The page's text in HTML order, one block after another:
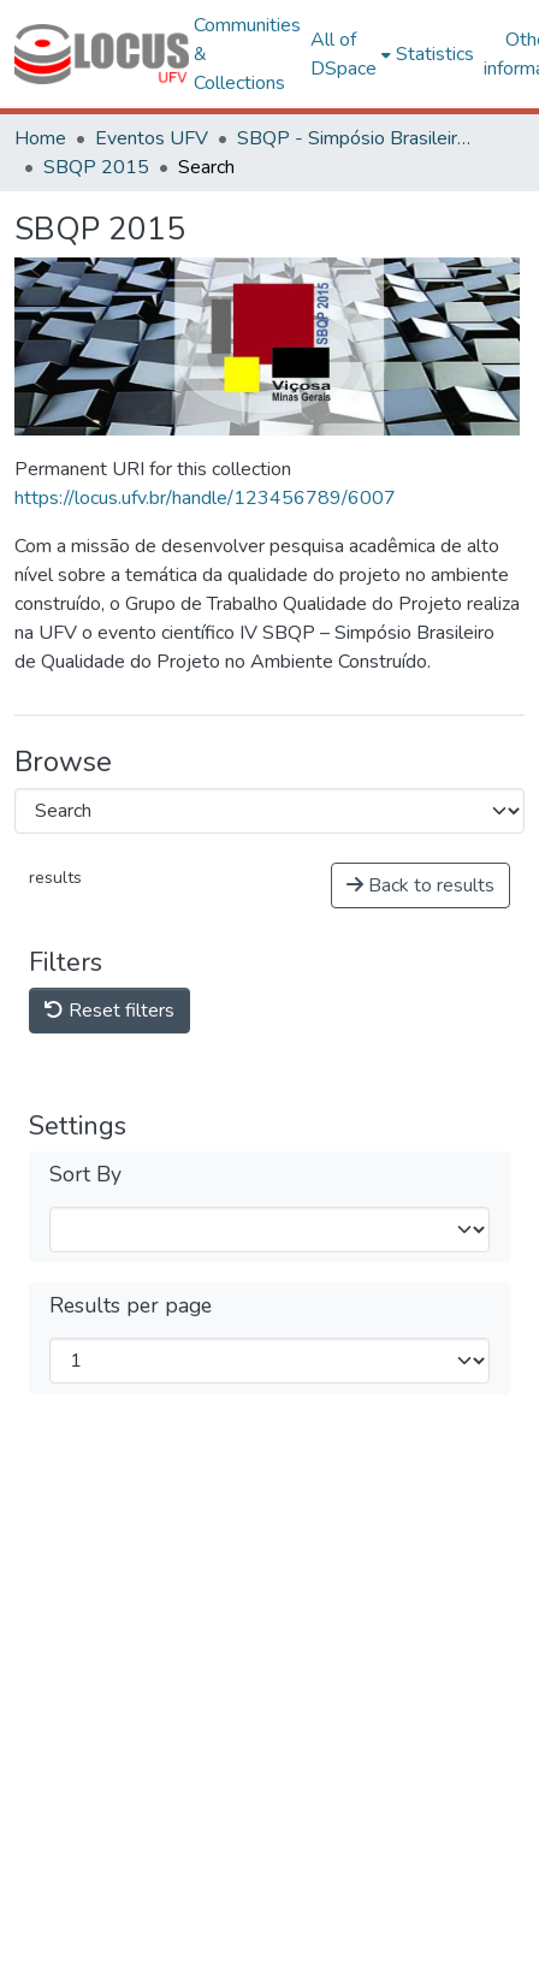
Communities
&
Collections
All of
DSpace
Statistics
Home Eventos UFV
SBQP - Simpósio Brasileiro de Qualidade do Projeto no Ambiente Construído
SBQP 2015
Search
SBQP 2015
Permanent URI for this collection
https://locus.ufv.br/handle/123456789/6007
Com a missão de desenvolver pesquisa acadêmica de alto
nível sobre a temática da qualidade do projeto no ambiente
construído, o Grupo de Trabalho Qualidade do Projeto realiza
na UFV o evento científico IV SBQP – Simpósio Brasileiro
de Qualidade do Projeto no Ambiente Construído.
Browse
results Back to results
Filters
Reset filters
Settings
Sort By
Results per page